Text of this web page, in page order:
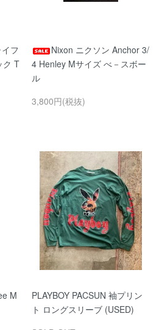
フ
ク T
Nixon ニクソン Anchor 3/
4 Henley Mサイズ べ－スボー
ル
3,800円(税抜)
M
PLAYBOY PACSUN 袖プリン
ト ロングスリーブ (USED)